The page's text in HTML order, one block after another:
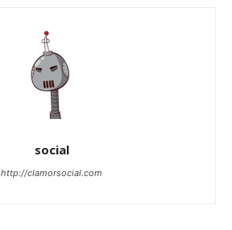
social
http://clamorsocial.com